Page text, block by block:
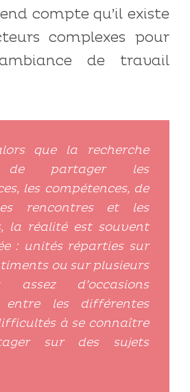
compte qu’il existe
complexes pour
de travail
que la recherche
de partager les
les compétences, de
rencontres et les
la réalité est souvent
: unités réparties sur
ou sur plusieurs
d’occasions
entre les différentes
à se connaître
sur des sujets